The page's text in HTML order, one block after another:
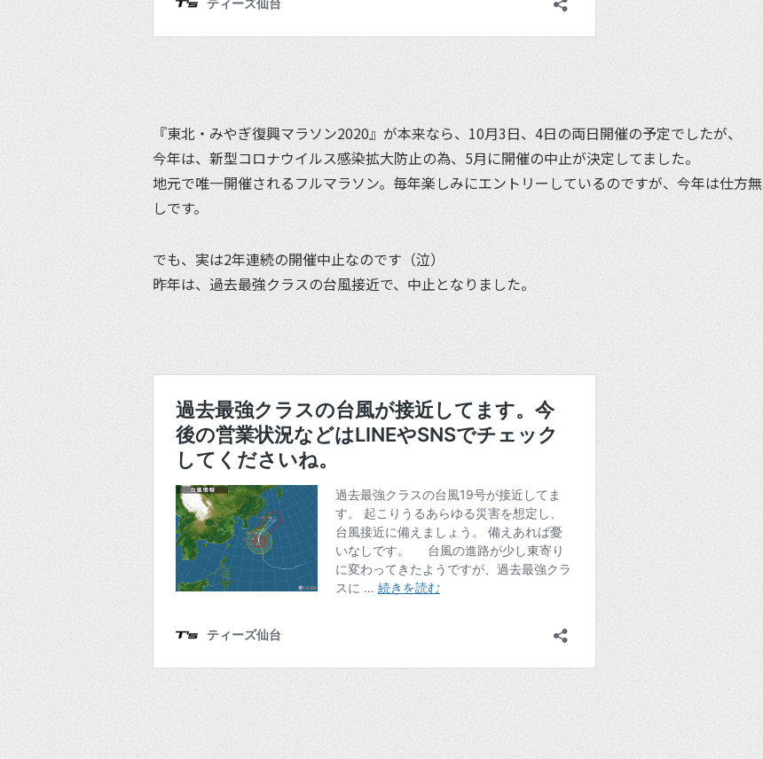
『東北・みやぎ復興マラソン2020』が本来なら、10月3日、4日の両日開催の予定でしたが、
今年は、新型コロナウイルス感染拡大防止の為、5月に開催の中止が決定してました。
地元で唯一開催されるフルマラソン。毎年楽しみにエントリーしているのですが、今年は仕方無
しです。
でも、実は2年連続の開催中止なのです（泣）
昨年は、過去最強クラスの台風接近で、中止となりました。